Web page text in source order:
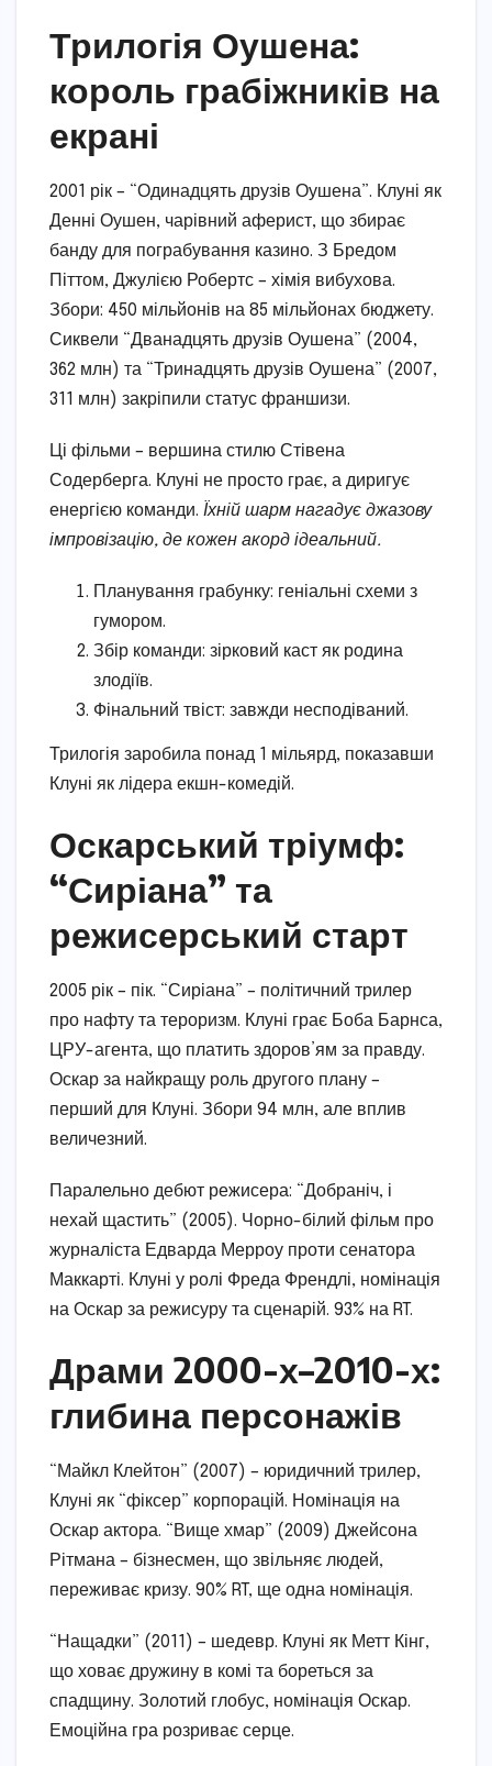
Трилогія Оушена:
король грабіжників на
екрані
2001 рік – “Одинадцять друзів Оушена”. Клуні як
Денні Оушен, чарівний аферист, що збирає
банду для пограбування казино. З Бредом
Піттом, Джулією Робертс – хімія вибухова.
Збори: 450 мільйонів на 85 мільйонах бюджету.
Сиквели “Дванадцять друзів Оушена” (2004,
362 млн) та “Тринадцять друзів Оушена” (2007,
311 млн) закріпили статус франшизи.
Ці фільми – вершина стилю Стівена
Содерберга. Клуні не просто грає, а диригує
енергією команди. Їхній шарм нагадує джазову
імпровізацію, де кожен акорд ідеальний.
Планування грабунку: геніальні схеми з
гумором.
Збір команди: зірковий каст як родина
злодіїв.
Фінальний твіст: завжди несподіваний.
Трилогія заробила понад 1 мільярд, показавши
Клуні як лідера екшн-комедій.
Оскарський тріумф:
“Сиріана” та
режисерський старт
2005 рік – пік. “Сиріана” – політичний трилер
про нафту та тероризм. Клуні грає Боба Барнса,
ЦРУ-агента, що платить здоров’ям за правду.
Оскар за найкращу роль другого плану –
перший для Клуні. Збори 94 млн, але вплив
величезний.
Паралельно дебют режисера: “Добраніч, і
нехай щастить” (2005). Чорно-білий фільм про
журналіста Едварда Мерроу проти сенатора
Маккарті. Клуні у ролі Фреда Френдлі, номінація
на Оскар за режисуру та сценарій. 93% на RT.
Драми 2000-х–2010-х:
глибина персонажів
“Майкл Клейтон” (2007) – юридичний трилер,
Клуні як “фіксер” корпорацій. Номінація на
Оскар актора. “Вище хмар” (2009) Джейсона
Рітмана – бізнесмен, що звільняє людей,
переживає кризу. 90% RT, ще одна номінація.
“Нащадки” (2011) – шедевр. Клуні як Метт Кінг,
що ховає дружину в комі та бореться за
спадщину. Золотий глобус, номінація Оскар.
Емоційна гра розриває серце.